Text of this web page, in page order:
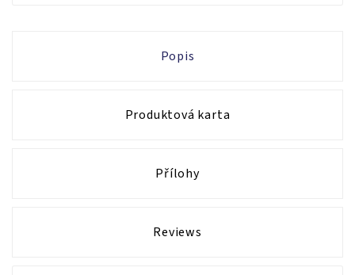
Popis
Produktová karta
Přílohy
Reviews